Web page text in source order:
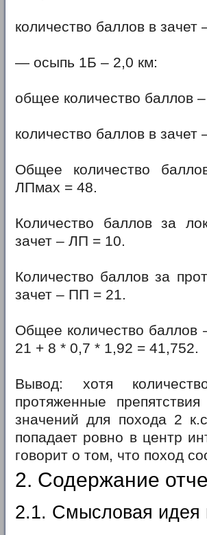
количество баллов в зачет
— осыпь 1Б – 2,0 км:
общее количество баллов
количество баллов в зачет
Общее количество
ЛПмах = 48.
Количество баллов за
зачет – ЛП = 10.
Количество баллов за
зачет – ПП = 21.
Общее количество
21 + 8 * 0,7 * 1,92 = 41,752.
Вывод: хотя
протяженные
значений для похода 2
попадает ровно в центр
говорит о том, что поход
2. Содержание
2.1. Смысловая идея